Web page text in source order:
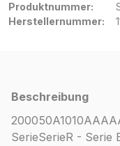
Produktnummer:
Herstellernummer:
Beschreibung
SerieSerieR - Serie